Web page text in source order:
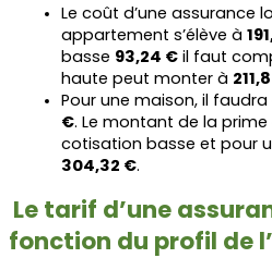
Le coût d’une assurance
appartement s’élève à
basse 93,24 € il faut
haute peut monter à
Pour une maison, il
€. Le montant de la
304,32 €.
Le tarif d’une
fonction du profil de